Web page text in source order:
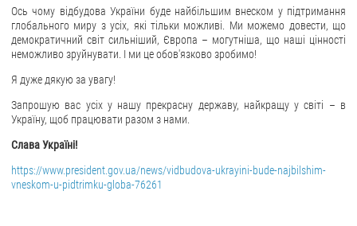
Ось чому відбудова України буде найбільшим внеском у підтримання
глобального миру з усіх, які тільки можливі. Ми можемо довести, що
демократичний світ сильніший, Європа – могутніша, що наші цінності
неможливо зруйнувати. І ми це обов'язково зробимо!
Я дуже дякую за увагу!
Запрошую вас усіх у нашу прекрасну державу, найкращу у світі – в
Україну, щоб працювати разом з нами.
Слава Україні!
https://www.president.gov.ua/news/vidbudova-ukrayini-bude-najbilshim-
vneskom-u-pidtrimku-globa-76261